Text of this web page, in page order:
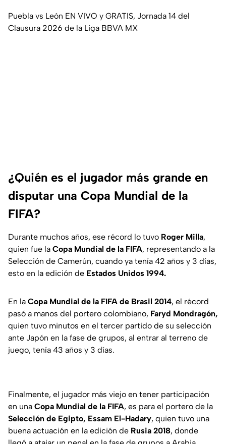
Puebla vs León EN VIVO y GRATIS, Jornada 14 del
Clausura 2026 de la Liga BBVA MX
¿Quién es el jugador más grande en
disputar una Copa Mundial de la
FIFA?
Durante muchos años, ese récord lo tuvo Roger Milla,
quien fue la Copa Mundial de la FIFA, representando a la
Selección de Camerún, cuando ya tenía 42 años y 3 días,
esto en la edición de Estados Unidos 1994.
En la Copa Mundial de la FIFA de Brasil 2014, el récord
pasó a manos del portero colombiano, Faryd Mondragón,
quien tuvo minutos en el tercer partido de su selección
ante Japón en la fase de grupos, al entrar al terreno de
juego, tenía 43 años y 3 días.
Finalmente, el jugador más viejo en tener participación
en una Copa Mundial de la FIFA, es para el portero de la
Selección de Egipto, Essam El-Hadary, quien tuvo una
buena actuación en la edición de Rusia 2018, donde